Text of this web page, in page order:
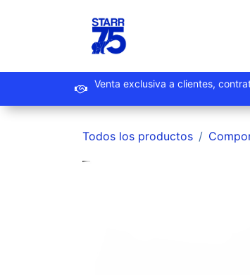
Venta exclusiva a
Todos los productos